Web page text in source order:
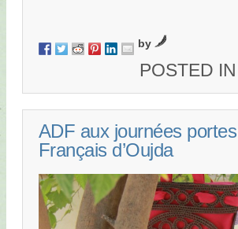
by
POSTED IN
ADF aux journées
Français d’Oujda